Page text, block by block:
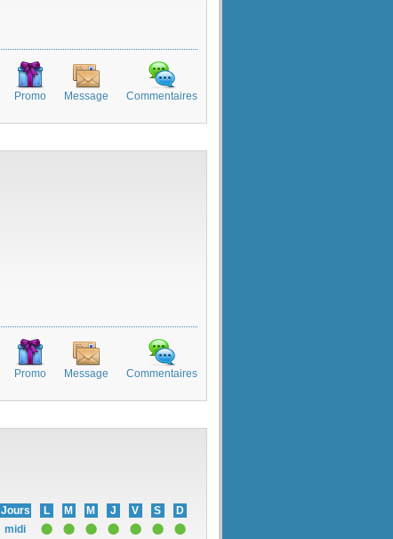
Promo Message Commentaires
Promo Message Commentaires
Jours L M M J V S
D
midi